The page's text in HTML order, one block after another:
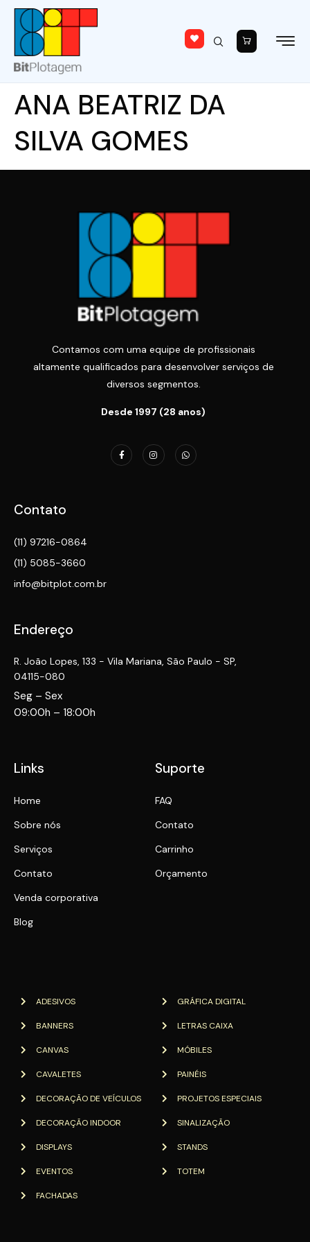
ANA BEATRIZ DA
SILVA GOMES
Contamos com uma equipe de profissionais
altamente qualificados para desenvolver serviços de
diversos segmentos.
Desde 1997 (28 anos)
Contato
(11) 97216-0864
(11) 5085-3660
info@bitplot.com.br
Endereço
R. João Lopes, 133 - Vila Mariana, São Paulo - SP,
04115-080
Seg – Sex
09:00h – 18:00h
Links
Home
Sobre nós
Serviços
Contato
Venda corporativa
Blog
Suporte
FAQ
Contato
Carrinho
Orçamento
ADESIVOS
BANNERS
CANVAS
CAVALETES
DECORAÇÃO DE VEÍCULOS
DECORAÇÃO INDOOR
DISPLAYS
EVENTOS
FACHADAS
GRÁFICA DIGITAL
LETRAS CAIXA
MÓBILES
PAINÉIS
PROJETOS ESPECIAIS
SINALIZAÇÃO
STANDS
TOTEM